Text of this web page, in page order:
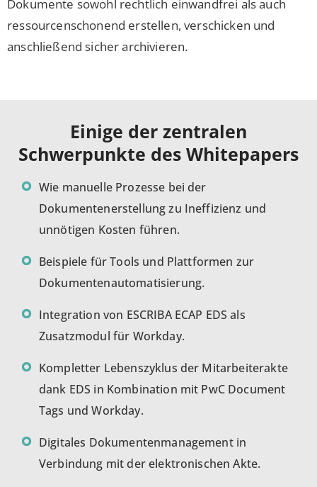
Dokumente sowohl rechtlich einwandfrei als auch
ressourcenschonend erstellen, verschicken und
anschließend sicher archivieren.
Einige der zentralen
Schwerpunkte des Whitepapers
Wie manuelle Prozesse bei der
Dokumentenerstellung zu Ineffizienz und
unnötigen Kosten führen.
Beispiele für Tools und Plattformen zur
Dokumentenautomatisierung.
Integration von ESCRIBA ECAP EDS als
Zusatzmodul für Workday.
Kompletter Lebenszyklus der Mitarbeiterakte
dank EDS in Kombination mit PwC Document
Tags und Workday.
Digitales Dokumentenmanagement in
Verbindung mit der elektronischen Akte.